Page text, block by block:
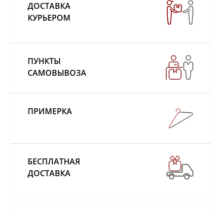
ДОСТАВКА
КУРЬЕРОМ
ПУНКТЫ
САМОВЫВОЗА
ПРИМЕРКА
БЕСПЛАТНАЯ
ДОСТАВКА